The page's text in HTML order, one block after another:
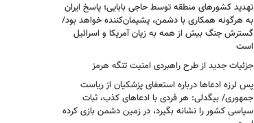
تهدید کشورهای منطقه توسط حاجی بابایی؛ پاسخ ایران
به هرگونه همکاری با دشمن، پشیمان‌کننده خواهد بود/
گسترش جنگ بیش از همه به زیان آمریکا و اسرائیل
است
جزئیات جدید از طرح راهبردی امنیت تنگه هرمز
پس لرزه ادعاها درباره استعفای پزشکیان از ریاست
جمهوری/ بیگدلی: هر فردی با ادعاهای کذب، ثبات
سیاسی کشور را نشانه بگیرد، در زمین دشمن بازی کرده